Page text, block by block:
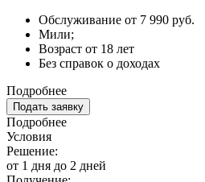
Обслуживание от 7 990 руб.
Мили;
Возраст от 18 лет
Без справок о доходах
Подробнее
Подать заявку
Подробнее
Условия
Решение:
от 1 дня до 2 дней